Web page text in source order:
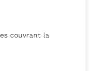
couvrant la